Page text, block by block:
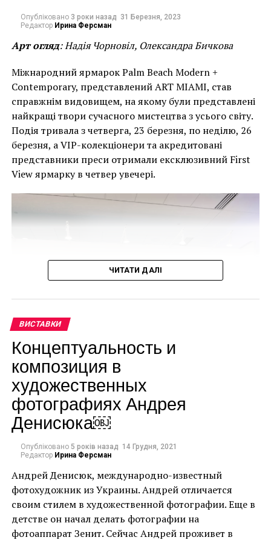
відзначені 5-ю премією в категорії “Живопис,
галеристка та арт-консультантка. Під час участі в
бієнале Андрієм і Надією було проведено кілька
сесій ART TALKS, в яких взяли участь директор
Флорентійської Бієнале Якопо Селона, художники,
дизайнери та відвідувачі виставки.
Міжнародне жюрі високо оцінило видатні здібності,
особистий внесок і досягнення Андрія Чорновіла на
міжнародній культурній та арені сучасного
2019 року, Бієнале у Венеції та до каталогу
мистецтва Національної бібліотеки Катару.
Опубліковано 3 роки назад 31 Березня, 2023
Редактор Ирина Ферсман
Арт огляд: Надія Чорновіл, Олександра Бичкова
Міжнародний ярмарок Palm Beach Modern +
Contemporary, представлений ART MIAMI, став
справжнім видовищем, на якому були представлені
найкращі твори сучасного мистецтва з усього світу.
Подія тривала з четверга, 23 березня, по неділю, 26
березня, а VIP-колекціонери та акредитовані
представники преси отримали ексклюзивний First
View ярмарку в четвер увечері.
Ця подія, яку не можна пропустити, дала
ЧИТАТИ ДАЛІ
ВИСТАВКИ
Концептуальность и
композиция в
художественных
фотографиях Андрея
Денисюка￼
Опубліковано 5 років назад 14 Грудня, 2021
Редактор Ирина Ферсман
Андрей Денисюк, международно-известный
фотохудожник из Украины. Андрей отличается
своим стилем в художественной фотографии. Еще в
детстве он начал делать фотографии на
фотоаппарат Зенит. Сейчас Андрей проживет в